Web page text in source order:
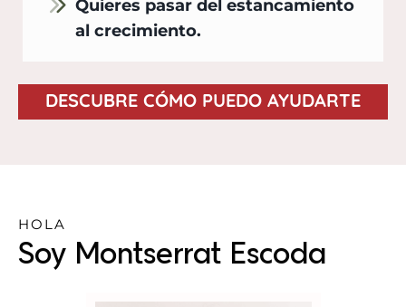
Quieres pasar del estancamiento
al crecimiento.
DESCUBRE CÓMO PUEDO AYUDARTE
HOLA
Soy Montserrat Escoda